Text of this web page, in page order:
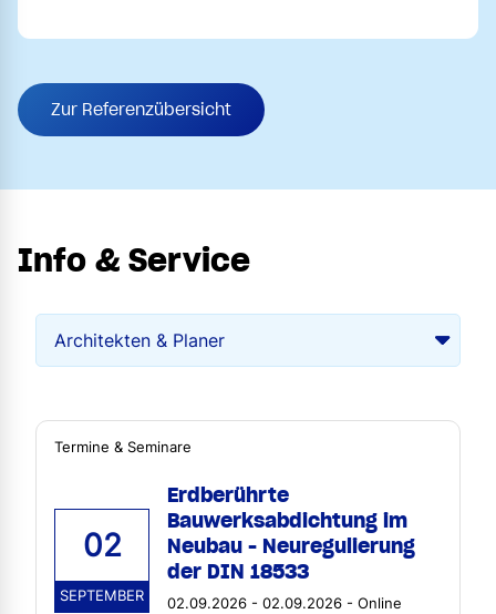
Zur Referenzübersicht
Info & Service
Termine & Seminare
02
SEPTEMBER
Erdberührte
Bauwerksabdichtung im
Neubau - Neuregulierung
der DIN 18533
02.09.2026 - 02.09.2026 - Online